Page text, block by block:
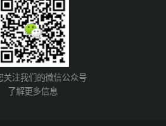
关注我们的微信公众号
了解更多信息